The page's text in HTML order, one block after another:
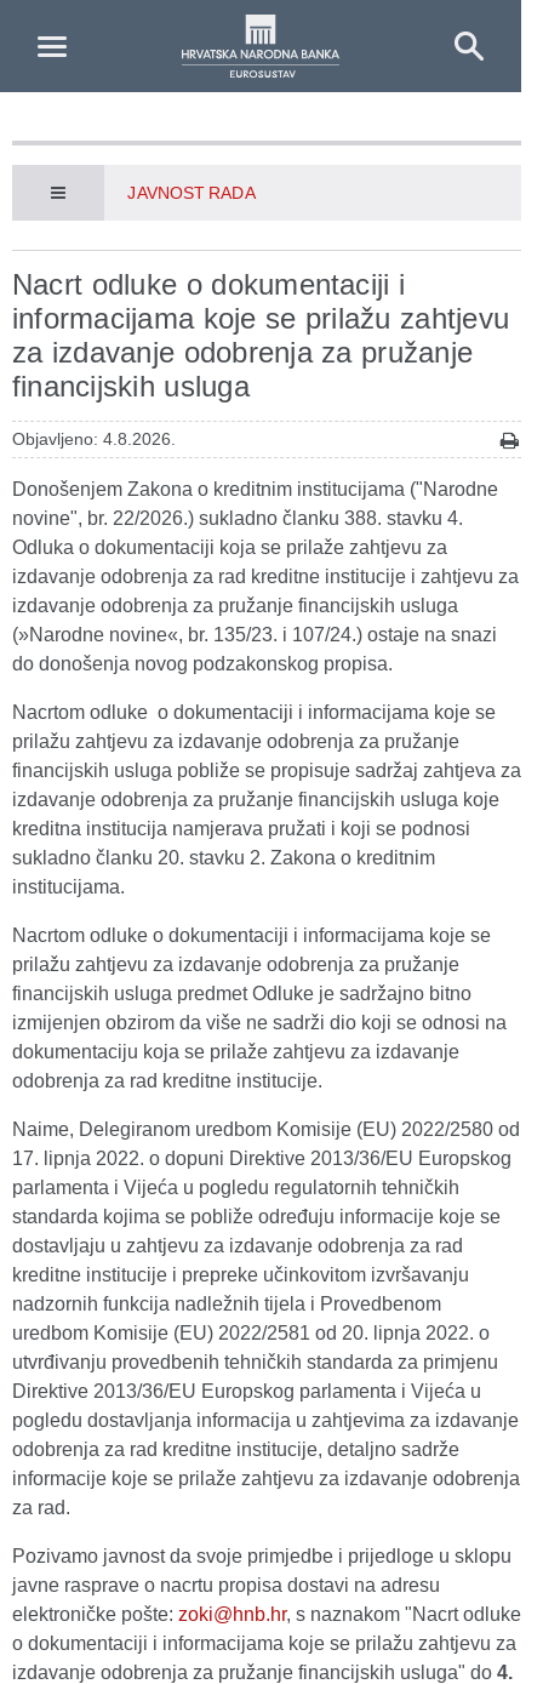
JAVNOST RADA
Nacrt odluke o dokumentaciji i
informacijama koje se prilažu zahtjevu
za izdavanje odobrenja za pružanje
financijskih usluga
Objavljeno: 4.8.2026.
Donošenjem Zakona o kreditnim institucijama ("Narodne
novine", br. 22/2026.) sukladno članku 388. stavku 4.
Odluka o dokumentaciji koja se prilaže zahtjevu za
izdavanje odobrenja za rad kreditne institucije i zahtjevu za
izdavanje odobrenja za pružanje financijskih usluga
(»Narodne novine«, br. 135/23. i 107/24.) ostaje na snazi
do donošenja novog podzakonskog propisa.
Nacrtom odluke o dokumentaciji i informacijama koje se
prilažu zahtjevu za izdavanje odobrenja za pružanje
financijskih usluga pobliže se propisuje sadržaj zahtjeva za
izdavanje odobrenja za pružanje financijskih usluga koje
kreditna institucija namjerava pružati i koji se podnosi
sukladno članku 20. stavku 2. Zakona o kreditnim
institucijama.
Nacrtom odluke o dokumentaciji i informacijama koje se
prilažu zahtjevu za izdavanje odobrenja za pružanje
financijskih usluga predmet Odluke je sadržajno bitno
izmijenjen obzirom da više ne sadrži dio koji se odnosi na
dokumentaciju koja se prilaže zahtjevu za izdavanje
odobrenja za rad kreditne institucije.
Naime, Delegiranom uredbom Komisije (EU) 2022/2580 od
17. lipnja 2022. o dopuni Direktive 2013/36/EU Europskog
parlamenta i Vijeća u pogledu regulatornih tehničkih
standarda kojima se pobliže određuju informacije koje se
dostavljaju u zahtjevu za izdavanje odobrenja za rad
kreditne institucije i prepreke učinkovitom izvršavanju
nadzornih funkcija nadležnih tijela i Provedbenom
uredbom Komisije (EU) 2022/2581 od 20. lipnja 2022. o
utvrđivanju provedbenih tehničkih standarda za primjenu
Direktive 2013/36/EU Europskog parlamenta i Vijeća u
pogledu dostavljanja informacija u zahtjevima za izdavanje
odobrenja za rad kreditne institucije, detaljno sadrže
informacije koje se prilaže zahtjevu za izdavanje odobrenja
za rad.
Pozivamo javnost da svoje primjedbe i prijedloge u sklopu
javne rasprave o nacrtu propisa dostavi na adresu
elektroničke pošte: zoki@hnb.hr, s naznakom "Nacrt odluke
o dokumentaciji i informacijama koje se prilažu zahtjevu za
izdavanje odobrenja za pružanje financijskih usluga" do 4.